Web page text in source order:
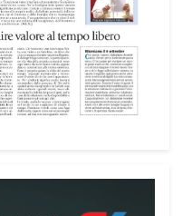
il ruolo dei giovani
culture e popoli, con
“Cagliari Città
progetto che
tra le
del
è molto più di